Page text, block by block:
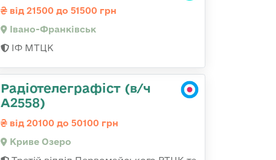
від 21500 до 51500 грн
Івано-Франківськ
ІФ МТЦК
Радіотелеграфіст (в/ч
А2558)
від 20100 до 50100 грн
Криве Озеро